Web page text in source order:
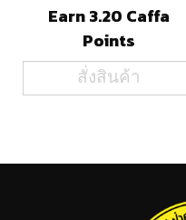
Earn 3.20 Caffa
Points
สั่งสินค้า